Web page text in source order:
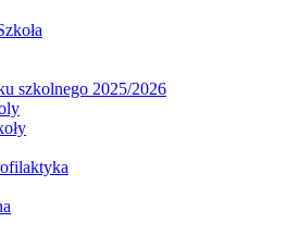
szkolnego 2025/2026